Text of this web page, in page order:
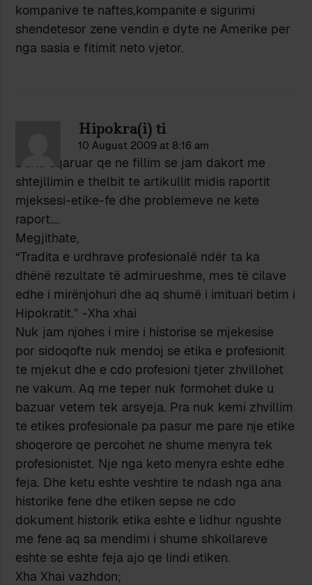
kompanive te naftes,kompanite e sigurimi
shendetesor zene vendin e dyte ne Amerike per
nga sasia e fitimit neto vjetor.
Hipokra(i) ti
10 August 2009 at 8:16 am
Duke sqaruar qe ne fillim se jam dakort me
shtejllimin e thelbit te artikullit midis raportit
mjeksesi-etike-fe dhe problemeve ne kete
raport….
Megjithate,
“Tradita e urdhrave profesionalë ndër ta ka
dhënë rezultate të admirueshme, mes të cilave
edhe i mirënjohuri dhe aq shumë i imituari betim i
Hipokratit.” -Xha xhai
Nuk jam njohes i mire i historise se mjekesise
por sidoqofte nuk mendoj se etika e profesionit
te mjekut dhe e cdo profesioni tjeter zhvillohet
ne vakum. Aq me teper nuk formohet duke u
bazuar vetem tek arsyeja. Pra nuk kemi zhvillim
te etikes profesionale pa pasur me pare nje etike
shoqerore qe percohet ne shume menyra tek
profesionistet. Nje nga keto menyra eshte edhe
feja. Dhe ketu eshte veshtire te ndash nga ana
historike fene dhe etiken sepse ne cdo
dokument historik etika eshte e lidhur ngushte
me fene aq sa mendimi i shume shkollareve
eshte se eshte feja ajo qe lindi etiken.
Xha Xhai vazhdon;